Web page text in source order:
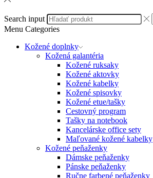
Search input
Menu Categories
Kožené doplnky
Kožená galantéria
Kožené ruksaky
Kožené aktovky
Kožené kabelky
Kožené spisovky
Kožené etue/tašky
Cestovný program
Tašky na notebook
Kancelárske office sety
Maľované kožené kabelky
Kožené peňaženky
Dámske peňaženky
Pánske peňaženky
Ručne farbené peňaženky